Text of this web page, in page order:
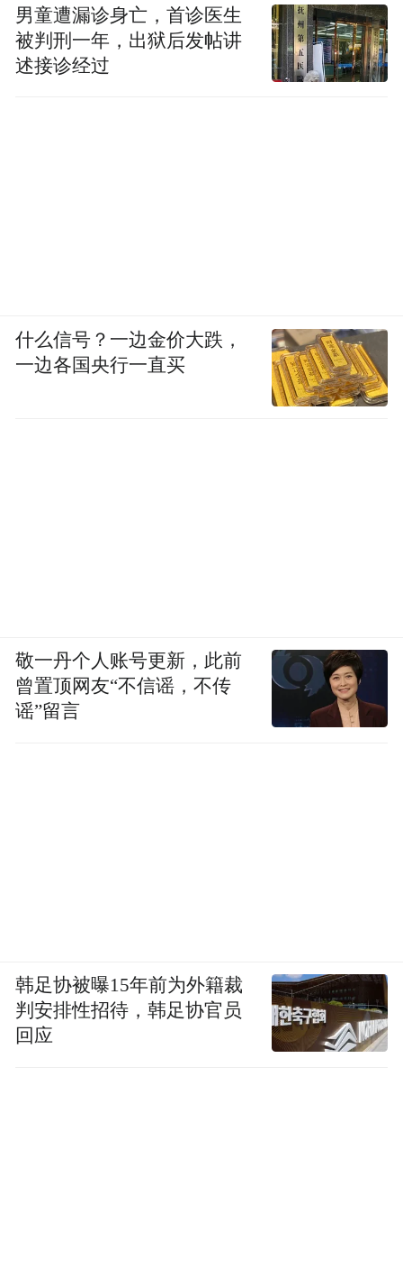
男童遭漏诊身亡，首诊医生
被判刑一年，出狱后发帖讲
述接诊经过
什么信号？一边金价大跌，
一边各国央行一直买
敬一丹个人账号更新，此前
曾置顶网友“不信谣，不传
谣”留言
韩足协被曝15年前为外籍裁
判安排性招待，韩足协官员
回应